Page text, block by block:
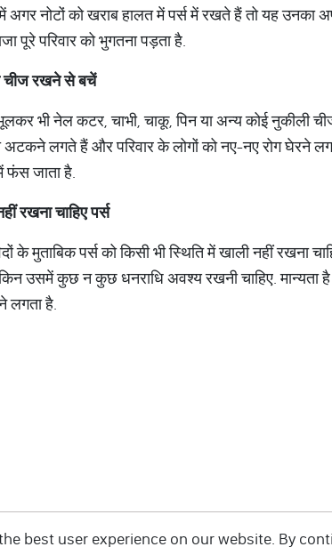
अगर नोटों को खराब हालत में पर्स में रखते हैं तो यह उनका
पूरे परिवार को भुगतना पड़ता है.
चीजरखनेसेबचें
भी नेल कटर, चाभी, चाकू, पिन या अन्य कोई नुकीली
अटकने लगते हैं और परिवार के लोगों को नए-नए रोग घेरने
फंस जाता है.
रखनाचाहिएपर्स
के मुताबिक पर्स को किसी भी स्थिति में खाली नहीं रखना
उसमें कुछ न कुछ धनराधि अवश्य रखनी चाहिए. मान्यता
लगता है.
best user experience on our website. By